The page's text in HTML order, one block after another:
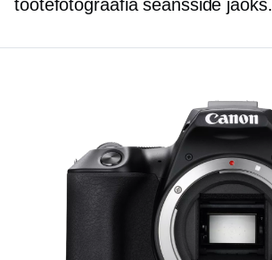
tootefotograafia seansside jaoks.